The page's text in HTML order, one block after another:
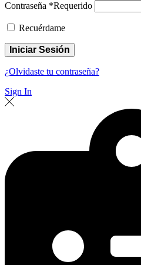
Contraseña *Requerido
Recuérdame
Iniciar Sesión
¿Olvidaste tu contraseña?
Sign In